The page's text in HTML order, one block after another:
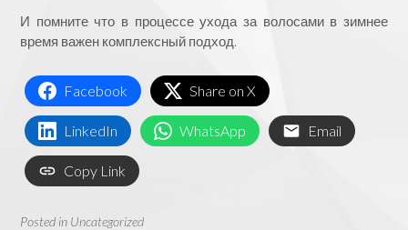
И помните что в процессе ухода за волосами в зимнее
время важен комплексный подход.
Facebook Share on X
LinkedIn WhatsApp Email
Copy Link
Posted in Uncategorized